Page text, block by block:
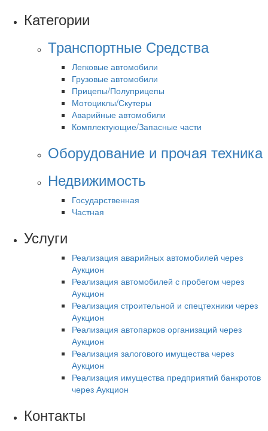
Категории
Транспортные Средства
Легковые автомобили
Грузовые автомобили
Прицепы/Полуприцепы
Мотоциклы/Скутеры
Аварийные автомобили
Комплектующие/Запасные части
Оборудование и прочая техника
Недвижимость
Государственная
Частная
Услуги
Реализация аварийных автомобилей через
Аукцион
Реализация автомобилей с пробегом через
Аукцион
Реализация строительной и спецтехники через
Аукцион
Реализация автопарков организаций через
Аукцион
Реализация залогового имущества через
Аукцион
Реализация имущества предприятий банкротов
через Аукцион
Контакты